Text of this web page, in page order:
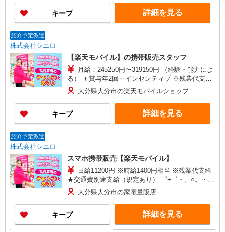
い・週払い可能（規程有）★ ゜・。○。・゜
+゜・。○。・゜+゜
キープ 詳細を見る
紹介予定派遣
株式会社シエロ
【楽天モバイル】の携帯販売スタッフ
月給：245250円〜319150円 （経験・能力によ
る） ＋賞与年2回＋インセンティブ ※残業代支給
★交通費別途支給（規定あり） ゜+゜・。○。・゜
+゜・。○。・゜+゜ 入社祝い金10万円支給(規定
有) お友達を紹介頂くと, インセンティブ支給(規定
有) ゜・。○。・゜+゜・。○。・゜+゜
大分県大分市の楽天モバイルショップ
キープ 詳細を見る
紹介予定派遣
株式会社シエロ
スマホ携帯販売【楽天モバイル】
日給11200円 ※時給1400円相当 ※残業代支給
★交通費別途支給（規定あり） ゜+゜・。○。・゜
+゜・。○。・゜+゜ 入社祝い金10万円支給(規定
有) お友達を紹介頂くと, インセンティブ支給(規定
有) ★月2回払い・週払い可能（規程有）★ ゜・。
○。・゜+゜・。○。・゜+゜
大分県大分市の家電量販店
キープ 詳細を見る